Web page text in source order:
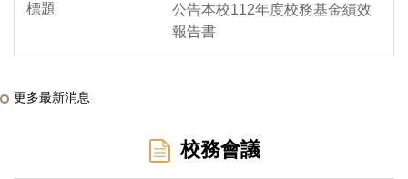
公告本校112年度校務基金績效
報告書
更多最新消息
校務會議